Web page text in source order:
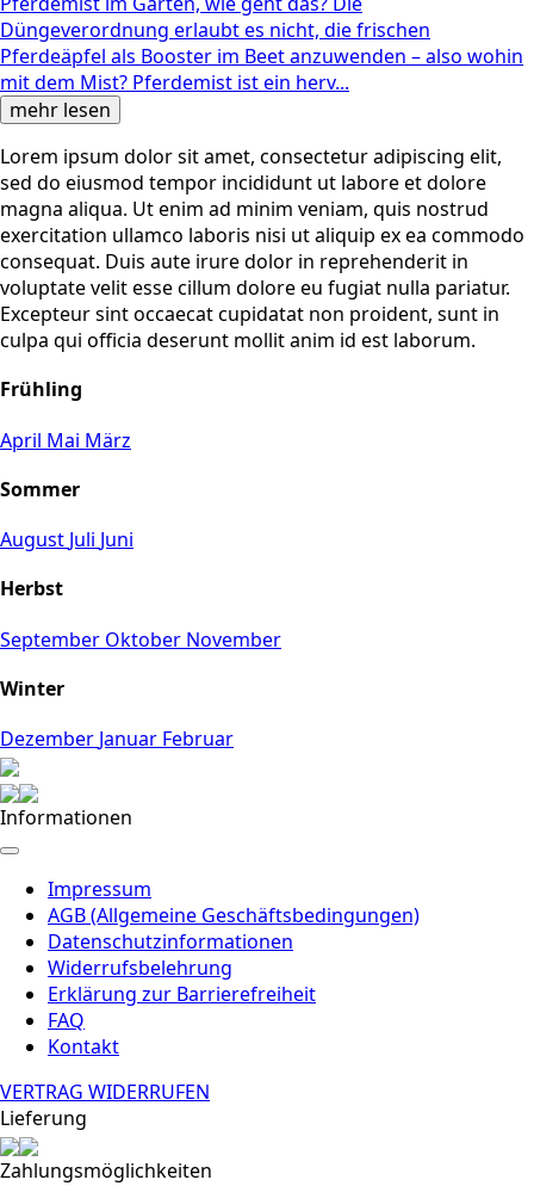
Düngeverordnung erlaubt es nicht, die frischen
Pferdeäpfel als Booster im Beet anzuwenden – also wohin
mit dem Mist? Pferdemist ist ein herv...
mehr lesen
Lorem ipsum dolor sit amet, consectetur adipiscing elit,
sed do eiusmod tempor incididunt ut labore et dolore
magna aliqua. Ut enim ad minim veniam, quis nostrud
exercitation ullamco laboris nisi ut aliquip ex ea commodo
consequat. Duis aute irure dolor in reprehenderit in
voluptate velit esse cillum dolore eu fugiat nulla pariatur.
Excepteur sint occaecat cupidatat non proident, sunt in
culpa qui officia deserunt mollit anim id est laborum.
Frühling
April Mai März
Sommer
August Juli Juni
Herbst
September Oktober November
Winter
Dezember Januar Februar
Informationen
Impressum
AGB (Allgemeine Geschäftsbedingungen)
Datenschutzinformationen
Widerrufsbelehrung
Erklärung zur Barrierefreiheit
FAQ
Kontakt
VERTRAG WIDERRUFEN
Lieferung
Zahlungsmöglichkeiten